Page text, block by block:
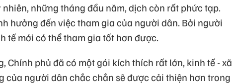
nhiên, những tháng đầu năm, dịch còn rất phức tạp.
hưởng đến việc tham gia của người dân. Bởi người
tế mới có thể tham gia tốt hơn được.
Chính phủ đã có một gói kích thích rất lớn, kinh tế - xã
của người dân chắc chắn sẽ được cải thiện hơn trong